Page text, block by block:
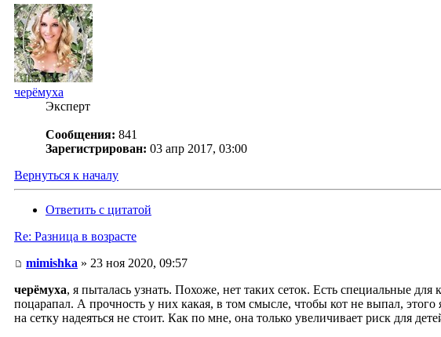
черёмуха
Эксперт
Сообщения: 841
Зарегистрирован: 03 апр 2017, 03:00
Вернуться к началу
Ответить с цитатой
Re: Разница в возрасте
mimishka » 23 ноя 2020, 09:57
черёмуха, я пыталась узнать. Похоже, нет таких сеток. Есть специальные
поцарапал. А прочность у них какая, в том смысле, чтобы кот не выпал,
на сетку надеяться не стоит. Как по мне, она только увеличивает риск для